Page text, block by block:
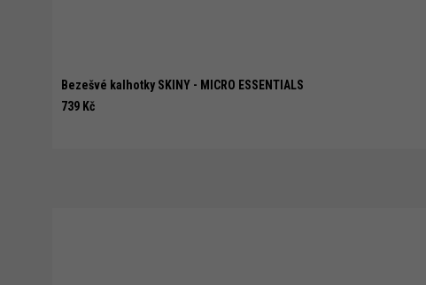
Bezešvé kalhotky SKINY - MICRO ESSENTIALS
739 Kč